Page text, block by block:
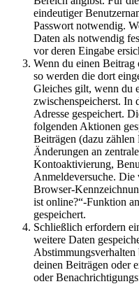
eindeutiger
Passwort notwendig.
Daten als notwendig
vor deren Eingabe
Wenn du einen Beitrag
so werden die dort
Gleiches gilt, wenn du
zwischenspeicherst. In
Adresse gespeichert.
folgenden Aktionen
Beiträgen (dazu
Änderungen an
Kontoaktivierung,
Anmeldeversuche.
Browser-
ist online?“-Funktion
gespeichert.
Schließlich erfordern
weitere Daten
Abstimmungsverhalten
deinen Beiträgen oder
oder